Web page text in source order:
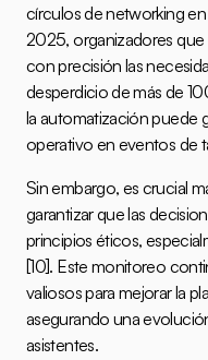
círculos de networking
2025, organizadores
con precisión las
desperdicio de más de
la automatización puede
operativo en eventos de
Sin embargo, es crucial
garantizar que las
[10]. Este monitoreo
valiosos para mejorar la
asegurando una
asistentes.